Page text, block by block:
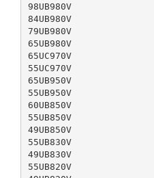
98UB980V
84UB980V
79UB980V
65UB980V
65UC970V
55UC970V
65UB950V
55UB950V
60UB850V
55UB850V
49UB850V
55UB830V
49UB830V
55UB820V